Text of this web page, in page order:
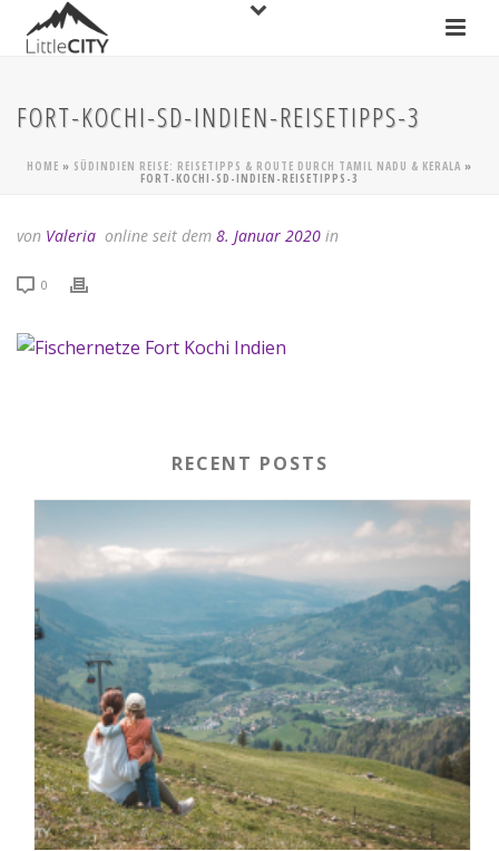
FORT-KOCHI-SD-INDIEN-REISETIPPS-3
HOME » SÜDINDIEN REISE: REISETIPPS & ROUTE DURCH TAMIL NADU & KERALA »
FORT-KOCHI-SD-INDIEN-REISETIPPS-3
von Valeria online seit dem 8. Januar 2020 in
0
RECENT POSTS